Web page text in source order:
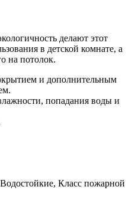
делают этот
в детской комнате, а
на потолок.
и дополнительным
попадания воды и
Класс пожарной